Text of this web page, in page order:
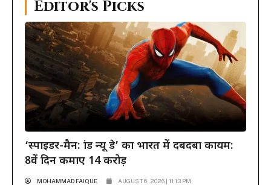
Editor's Picks
‘स्पाइडर-मैन: ब्रांड न्यू डे’ का भारत में दबदबा कायम:
8वें दिन कमाए 14 करोड़
MOHAMMAD FAIQUE AUGUST 6, 2026 | 11:13 PM